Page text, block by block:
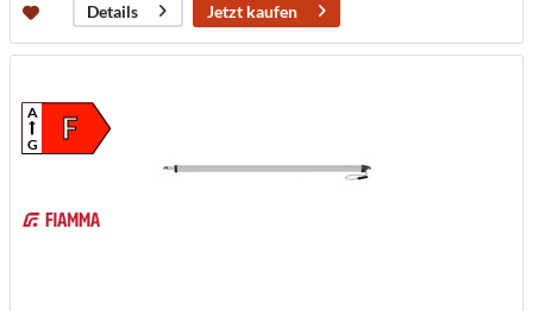
Details Jetzt kaufen
F
A
G